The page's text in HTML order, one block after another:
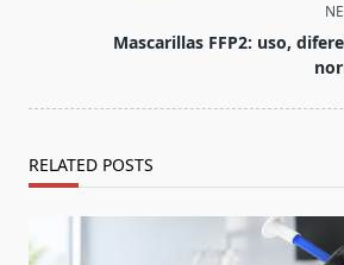
Mascarillas FFP2: uso,
RELATED POSTS